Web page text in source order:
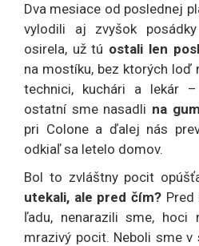
Dva mesiace od poslednej
vylodili aj zvyšok
osirela, už tú ostali len
na mostíku, bez ktorých loď
technici, kuchári a lekár
ostatní sme nasadli na
pri Colone a ďalej nás
odkiaľ sa letelo domov.
Bol to zvláštny pocit
utekali, ale pred čím? Pred
ľadu, nenarazili sme, hoci
mrazivý pocit. Neboli sme